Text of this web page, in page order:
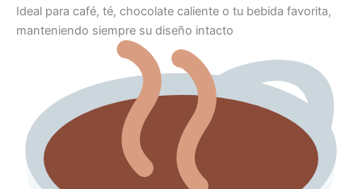
Ideal para café, té, chocolate caliente o tu bebida favorita,
manteniendo siempre su diseño intacto